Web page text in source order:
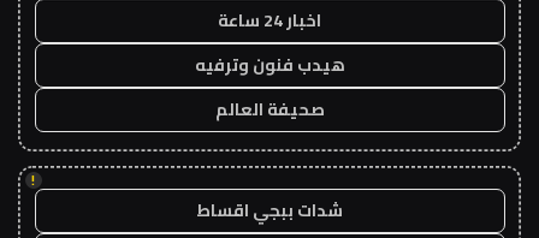
اخبار 24 ساعة
هيدب فنون وترفيه
صحيفة العالم
!
شدات ببجي اقساط